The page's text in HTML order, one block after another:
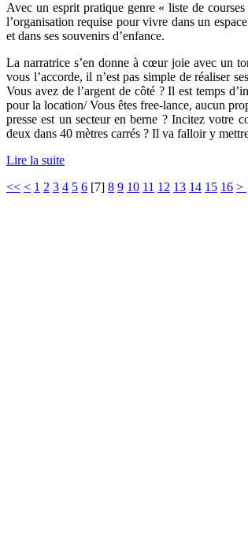
Avec un esprit pratique genre « liste de
l’organisation requise pour vivre dans un
et dans ses souvenirs d’enfance.
La narratrice s’en donne à cœur joie avec un
vous l’accorde, il n’est pas simple de réaliser
Vous avez de l’argent de côté ? Il est temps
pour la location/ Vous êtes free-lance, aucun
presse est un secteur en berne ? Incitez votre
deux dans 40 mètres carrés ? Il va falloir y
Lire la suite
<< < 1 2 3 4 5 6 [7] 8 9 10 11 12 13 14 15 16 >